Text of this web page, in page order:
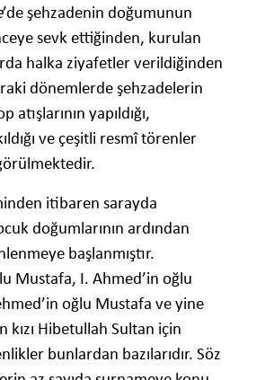
’de şehzadenin doğumunun
sevk ettiğinden, kurulan
halka ziyafetler verildiğinden
dönemlerde şehzadelerin
yapıldığı,
ve çeşitli resmî törenler
itibaren sarayda
doğumlarının ardından
başlanmıştır.
Mustafa, I. Ahmed’in oğlu
oğlu Mustafa ve yine
kızı Hibetullah Sultan için
bunlardan bazılarıdır. Söz